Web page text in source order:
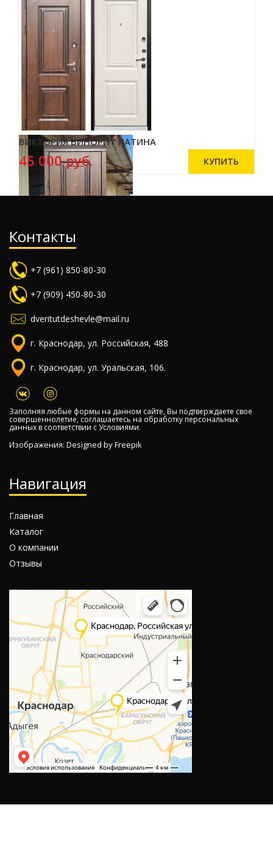
ВИКТОРИЯ ВИНОРИТ ПАТИНА
45 000 руб.
Контакты
+7 (961) 850-80-30
+7 (909) 450-80-30
dveritutdeshevle@mail.ru
г. Краснодар, ул. Российская, 488
г. Краснодар, ул. Уральская, 106.
Заполняя любые формы на данном сайте, Вы подтверждаете свое
совершеннолетие, соглашаетесь на обработку персональных
данных в соответствии сУсловиями.
Изображения: Designed byFreepik
Навигация
Главная
Каталог
О компании
Отзывы